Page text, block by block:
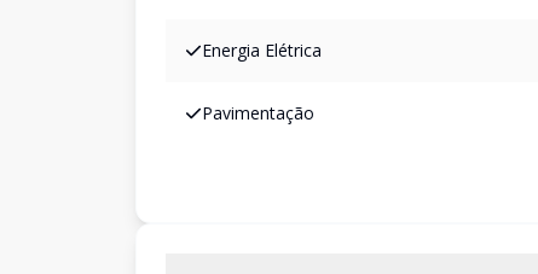
Energia Elétrica
Pavimentação